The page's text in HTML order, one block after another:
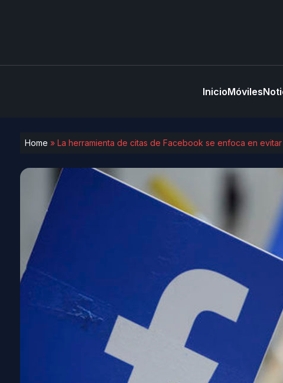
InicioMóviles
Home » La herramienta de citas de Facebook se enfoca en